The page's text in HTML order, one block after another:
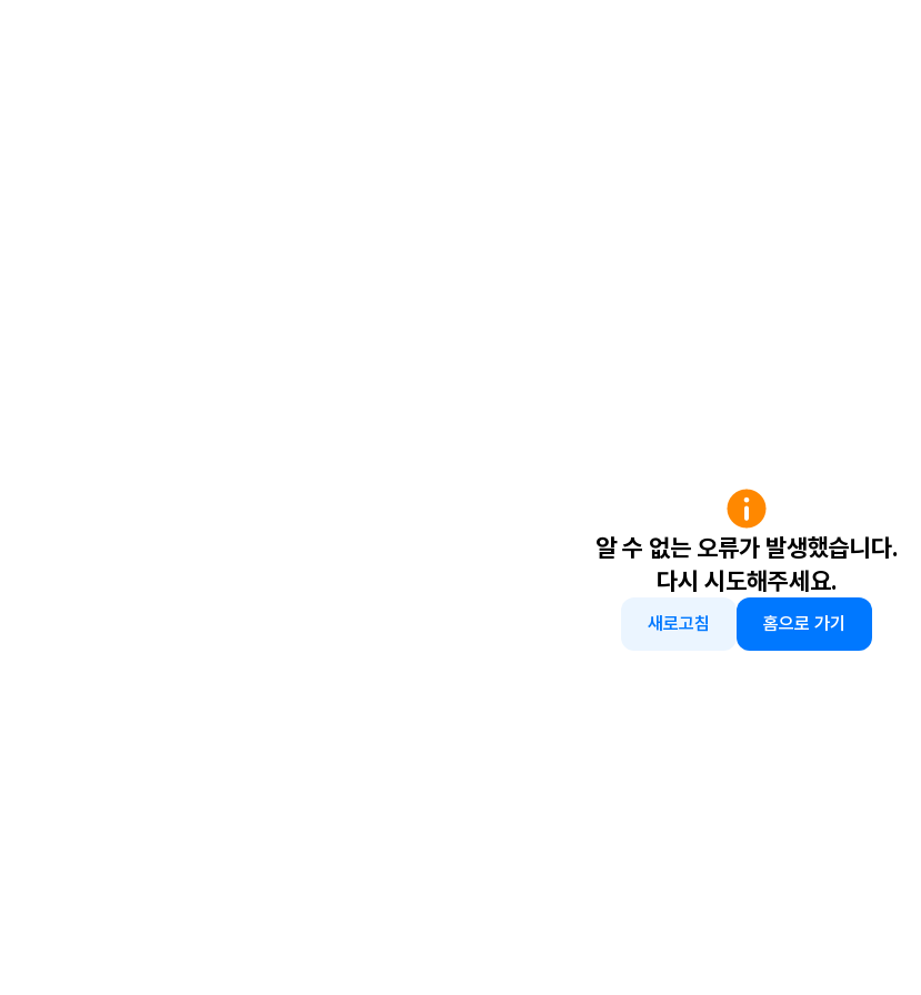
알 수 없는 오류가 발생했습니다.
다시 시도해주세요.
새로고침 홈으로 가기